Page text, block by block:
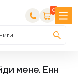
0
мене. Енн